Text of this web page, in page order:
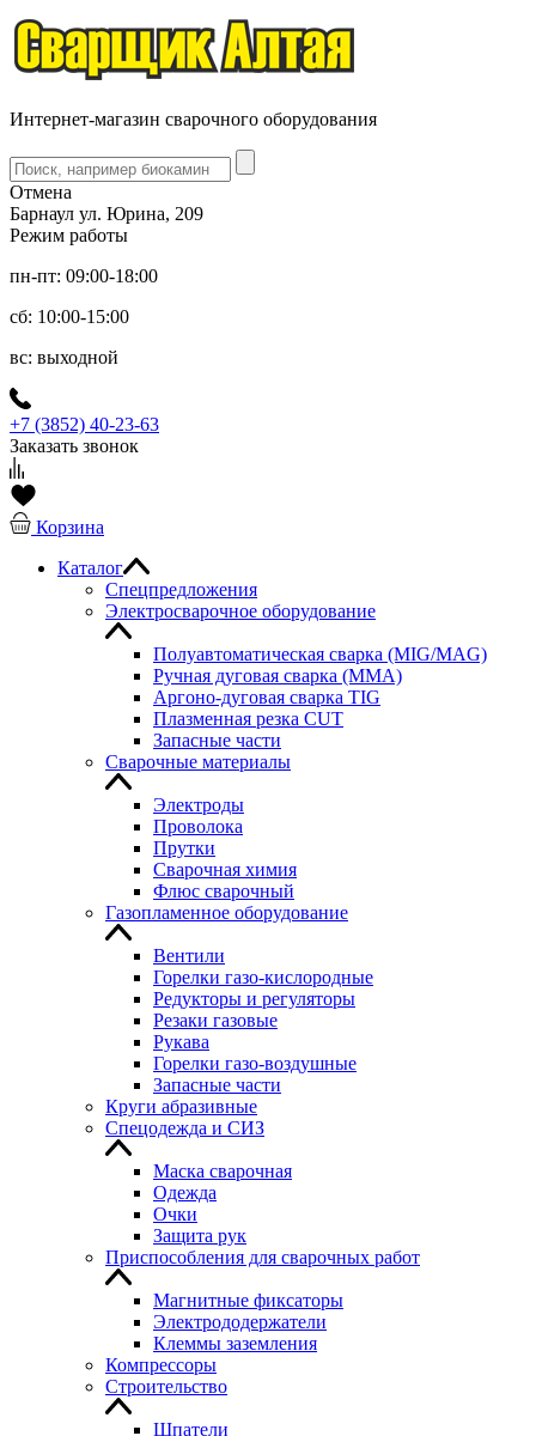
Интернет-магазин сварочного оборудования
Отмена
Барнаул ул. Юрина, 209
Режим работы
пн-пт: 09:00-18:00
сб: 10:00-15:00
вс: выходной
+7 (3852) 40-23-63
Заказать звонок
Корзина
Каталог
Спецпредложения
Электросварочное оборудование
Полуавтоматическая сварка (MIG/MAG)
Ручная дуговая сварка (MMA)
Аргоно-дуговая сварка TIG
Плазменная резка CUT
Запасные части
Сварочные материалы
Электроды
Проволока
Прутки
Сварочная химия
Флюс сварочный
Газопламенное оборудование
Вентили
Горелки газо-кислородные
Редукторы и регуляторы
Резаки газовые
Рукава
Горелки газо-воздушные
Запасные части
Круги абразивные
Спецодежда и СИЗ
Маска сварочная
Одежда
Очки
Защита рук
Приспособления для сварочных работ
Магнитные фиксаторы
Электрододержатели
Клеммы заземления
Компрессоры
Строительство
Шпатели